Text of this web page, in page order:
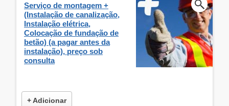
Serviço de montagem +
(Instalação de canalização,
Instalação elétrica,
Colocação de fundação de
betão) (a pagar antes da
instalação), preço sob
consulta
+ Adicionar